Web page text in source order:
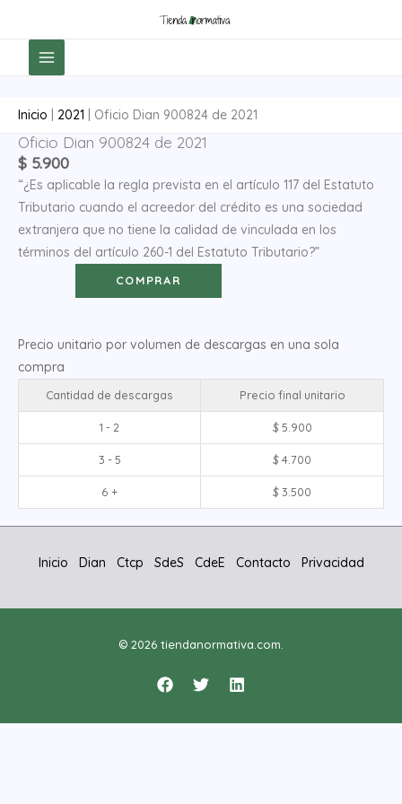
contenido
Inicio 2021 Oficio Dian 900824 de 2021
Oficio Dian 900824 de 2021
$ 5.900
“¿Es aplicable la regla prevista en el artículo 117 del Estatuto
Tributario cuando el acreedor del crédito es una sociedad
extranjera que no tiene la calidad de vinculada en los
términos del artículo 260-1 del Estatuto Tributario?”
Oficio
Dian
900824
de
2021
cantidad
COMPRAR
Precio unitario por volumen de descargas en una sola
compra
Cantidad de descargas Precio final unitario
1 - 2 $5.900
3 - 5 $4.700
6 + $3.500
Inicio Dian Ctcp SdeS CdeE Contacto Privacidad
© 2026 tiendanormativa.com.